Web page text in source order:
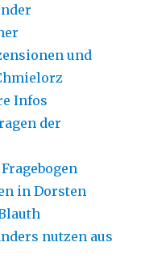
und
Infos
der
in Dorsten
nutzen aus